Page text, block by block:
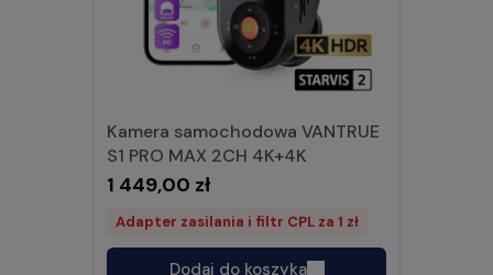
Kamera samochodowa VANTRUE
S1 PRO MAX 2CH 4K+4K
1 449,00 zł
Adapter zasilania i filtr CPL za 1 zł
Dodaj do koszyka